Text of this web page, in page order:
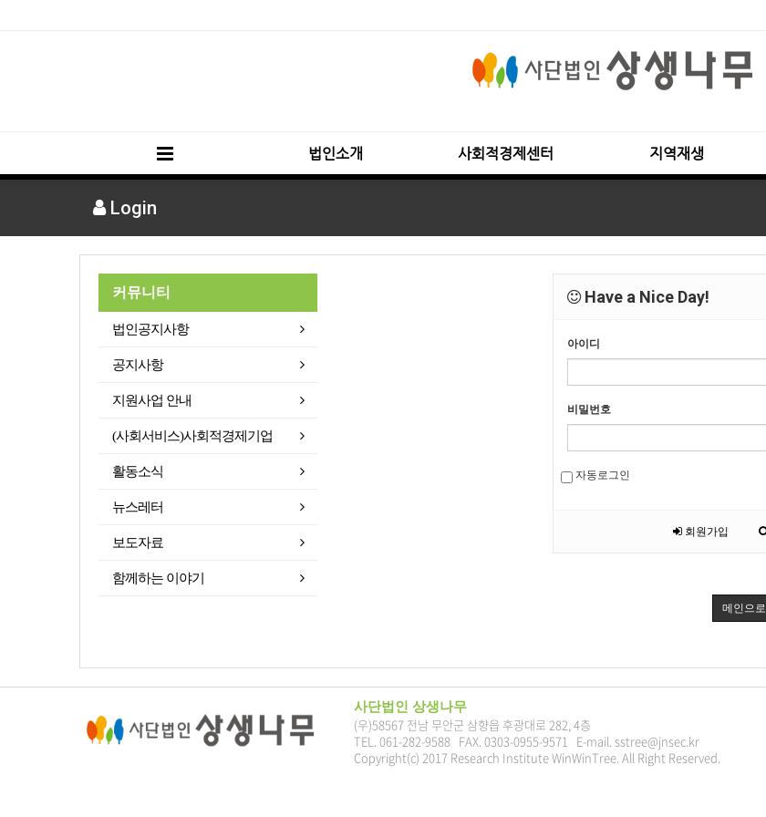
법인소개 사회적경제센터 지역재생
Login
Have a Nice Day!
아이디
비밀번호
자동로그인
회원가입
메인으로
커뮤니티
법인공지사항
공지사항
지원사업 안내
(사회서비스)사회적경제기업
활동소식
뉴스레터
보도자료
함께하는 이야기
사단법인 상생나무
(우)58567 전남 무안군 삼향읍 후광대로 282, 4층
TEL. 061-282-9588 FAX. 0303-0955-9571 E-mail. sstree@jnsec.kr
Copyright(c) 2017 Research Institute WinWinTree. All Right Reserved.